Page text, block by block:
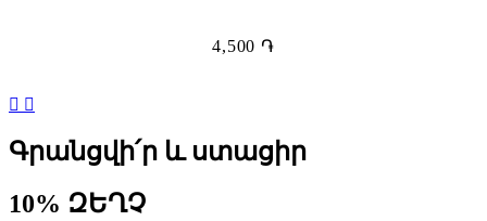
4,500 ֏
Գրանցվի՛ր և ստացիր
10% ԶԵՂՉ